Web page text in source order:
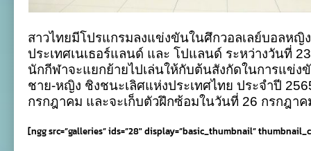
สาวไทยมีโปรแกรมลงแข่งขันในศึกวอลเลย์บอลหญิ
ประเทศเนเธอร์แลนด์ และ โปแลนด์ ระหว่างวันที่
นักกีฬาจะแยกย้ายไปเล่นให้กับต้นสังกัดในการแข่ง
ชาย-หญิง ชิงชนะเลิศแห่งประเทศไทย ประจำปี
กรกฎาคม และจะเก็บตัวฝึกซ้อมในวันที่ 26 กรกฎา
[ngg src=”galleries” ids=”28″ display=”basic_thumbnail”